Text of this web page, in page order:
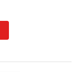
NEWS